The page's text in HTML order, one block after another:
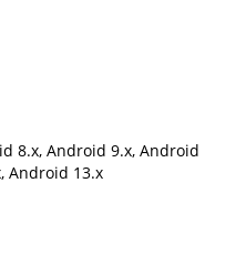
8.x, Android 9.x, Android
Android 13.x